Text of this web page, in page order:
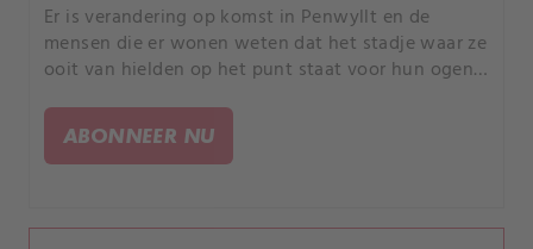
Er is verandering op komst in Penwyllt en de
mensen die er wonen weten dat het stadje waar ze
ooit van hielden op het punt staat voor hun ogen
Clive, die vanuit hun normale leven midden in een
groot mysterie terechtkomen.
ABONNEER NU